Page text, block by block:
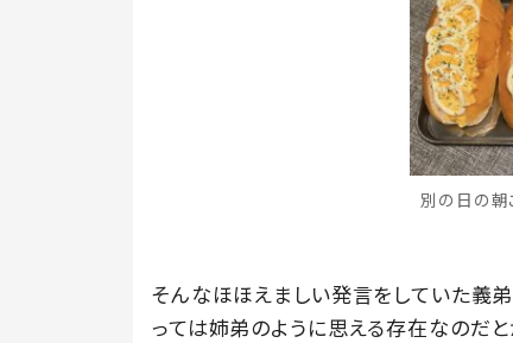
別の日の
そんなほほえましい発言をしていた義
っては姉弟のように思える存在なのだ